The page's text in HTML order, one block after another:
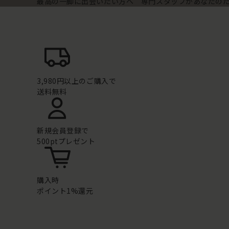
3,980円以上のご購入で
送料無料
新規会員登録で
500ptプレゼント
購入時
ポイント1%還元